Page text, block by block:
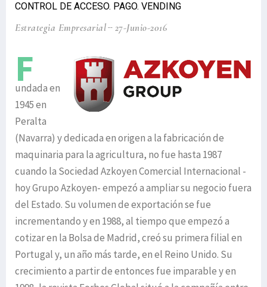
CONTROL DE ACCESO. PAGO. VENDING
Estrategia Empresarial 27-Junio-2016
F
undada en
1945 en
Peralta
(Navarra) y dedicada en origen a la fabricación de
maquinaria para la agricultura, no fue hasta 1987
cuando la Sociedad Azkoyen Comercial Internacional -
hoy Grupo Azkoyen- empezó a ampliar su negocio fuera
del Estado. Su volumen de exportación se fue
incrementando y en 1988, al tiempo que empezó a
cotizar en la Bolsa de Madrid, creó su primera filial en
Portugal y, un año más tarde, en el Reino Unido. Su
crecimiento a partir de entonces fue imparable y en